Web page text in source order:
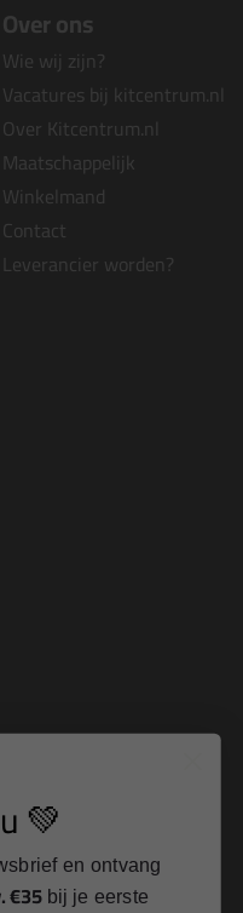
Over ons
Wie wij zijn?
Vacatures bij kitcentrum.nl
Over Kitcentrum.nl
Maatschappelijk
Winkelmand
Contact
Leverancier worden?
in je
💚
en ontvang
€35 bij je eerste